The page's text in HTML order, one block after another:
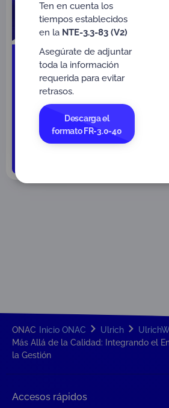
13
agosto
MYPIMES
De usuarias a
Calidad
ONAC Inicio ONAC Ulrich
Más Allá de la Calidad: Integrando el
la Gestión
Accesos rápidos
Ten en cuenta los
tiempos establecidos
en la NTE-3.3-83 (V2)
Asegúrate de adjuntar
toda la información
requerida para evitar
retrasos.
Descarga el
formato FR-3.0-40